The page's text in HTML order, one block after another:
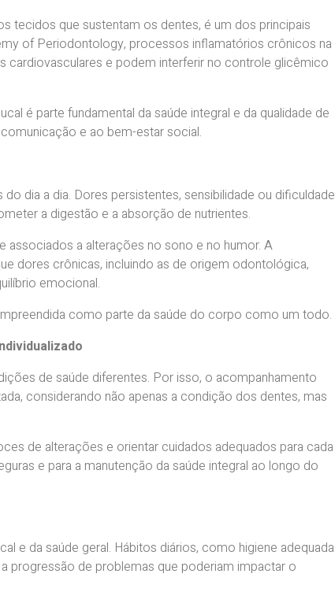
tecidos que sustentam os dentes, é um dos principais
of Periodontology, processos inflamatórios crônicos na
cardiovasculares e podem interferir no controle glicêmico
é parte fundamental da saúde integral e da qualidade de
e ao bem-estar social.
dia a dia. Dores persistentes, sensibilidade ou dificuldade
a digestão e a absorção de nutrientes.
a alterações no sono e no humor. A
dores crônicas, incluindo as de origem odontológica,
emocional.
como parte da saúde do corpo como um todo.
de saúde diferentes. Por isso, o acompanhamento
considerando não apenas a condição dos dentes, mas
de alterações e orientar cuidados adequados para cada
e para a manutenção da saúde integral ao longo do
e da saúde geral. Hábitos diários, como higiene adequada
progressão de problemas que poderiam impactar o